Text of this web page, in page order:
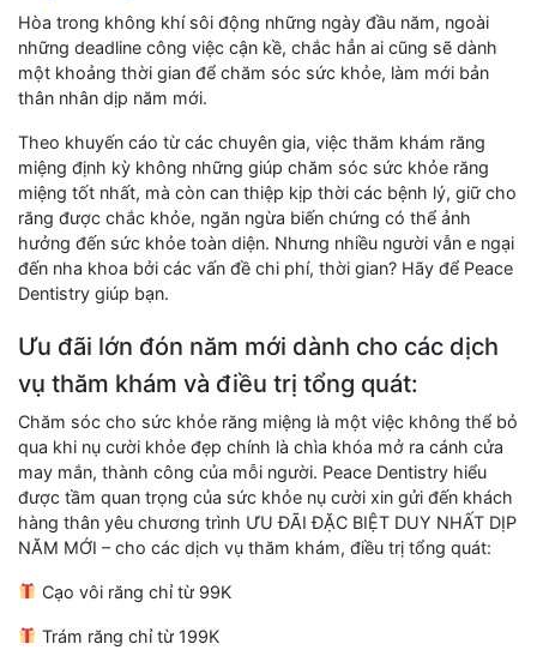
Hòa trong không khí sôi động những ngày đầu năm, ngoài
những deadline công việc cận kề, chắc hẳn ai cũng sẽ dành
một khoảng thời gian để chăm sóc sức khỏe, làm mới bản
thân nhân dịp năm mới.
Theo khuyến cáo từ các chuyên gia, việc thăm khám răng
miệng định kỳ không những giúp chăm sóc sức khỏe răng
miệng tốt nhất, mà còn can thiệp kịp thời các bệnh lý, giữ cho
răng được chắc khỏe, ngăn ngừa biến chứng có thể ảnh
hưởng đến sức khỏe toàn diện. Nhưng nhiều người vẫn e ngại
đến nha khoa bởi các vấn đề chi phí, thời gian? Hãy để Peace
Dentistry giúp bạn.
Ưu đãi lớn đón năm mới dành cho các dịch
vụ thăm khám và điều trị tổng quát:
Chăm sóc cho sức khỏe răng miệng là một việc không thể bỏ
qua khi nụ cười khỏe đẹp chính là chìa khóa mở ra cánh cửa
may mắn, thành công của mỗi người. Peace Dentistry hiểu
được tầm quan trọng của sức khỏe nụ cười xin gửi đến khách
hàng thân yêu chương trình ƯU ĐÃI ĐẶC BIỆT DUY NHẤT DỊP
NĂM MỚI – cho các dịch vụ thăm khám, điều trị tổng quát:
Cạo vôi răng chỉ từ 99K
Trám răng chỉ từ 199K